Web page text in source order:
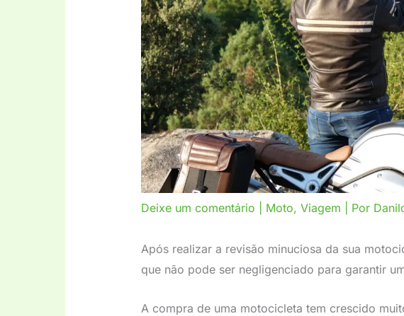
Deixe um comentário Moto, Viagem | Por
Após realizar a revisão minuciosa da sua
que não pode ser negligenciado para garantir
A compra de uma motocicleta tem crescido